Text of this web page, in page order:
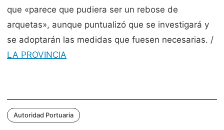
que «parece que pudiera ser un rebose de
arquetas», aunque puntualizó que se investigará y
se adoptarán las medidas que fuesen necesarias. /
LA PROVINCIA
Autoridad Portuaria